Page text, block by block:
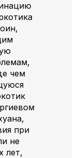
чем
при
не
лет,